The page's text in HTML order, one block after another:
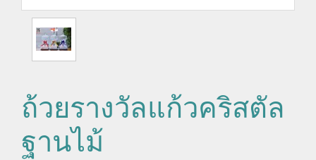
ถ้วยรางวัลแก้วคริสตัล
ฐานไม้